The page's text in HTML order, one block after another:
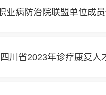
业病防治院联盟单位成
四川省2023年诊疗康复人